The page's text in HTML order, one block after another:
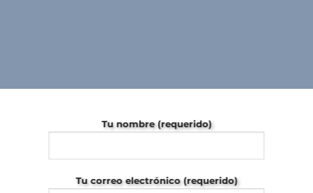
Tu nombre (requerido)
Tu correo electrónico (requerido)